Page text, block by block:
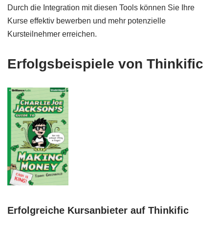
Durch die Integration mit diesen Tools können Sie Ihre
Kurse effektiv bewerben und mehr potenzielle
Kursteilnehmer erreichen.
Erfolgsbeispiele von Thinkific
Erfolgreiche Kursanbieter auf Thinkific